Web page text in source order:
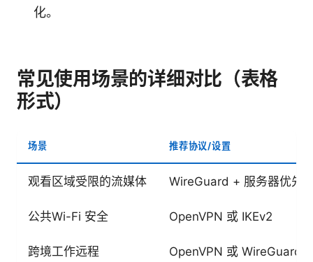
化。
常见使用场景的详细对比（表格
形式）
场景 推荐协议/设置
观看区域受限的流媒体 WireGuard + 服务器优先
公共Wi-Fi 安全 OpenVPN 或 IKEv2
跨境工作远程 OpenVPN 或 WireGuard